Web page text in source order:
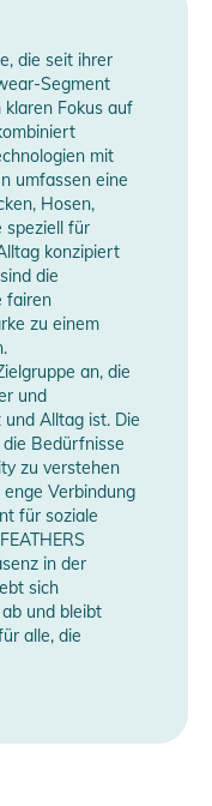
und Warnungen
Polyester
die seit ihrer
Segment
Fokus auf
mit
umfassen eine
Hosen,
speziell für
konzipiert
die
fairen
zu einem
an, die
und
Alltag ist. Die
Bedürfnisse
zu verstehen
Verbindung
für soziale
in der
sich
ab und bleibt
alle, die